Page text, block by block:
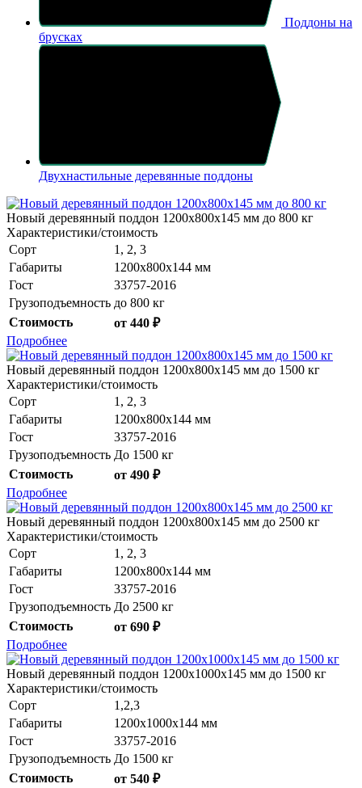
Поддоны на
брусках
Двухнастильные деревянные поддоны
Новый деревянный поддон 1200x800x145 мм до 800 кг
Характеристики/стоимость
Сорт
1, 2, 3
Габариты
1200x800x144 мм
Гост
33757-2016
Грузоподъемность до 800 кг
Стоимость
от 440 ₽
Подробнее
Новый деревянный поддон 1200x800x145 мм до 1500 кг
Характеристики/стоимость
Сорт
1, 2, 3
Габариты
1200х800х144 мм
Гост
33757-2016
Грузоподъемность До 1500 кг
Стоимость
от 490 ₽
Подробнее
Новый деревянный поддон 1200x800x145 мм до 2500 кг
Характеристики/стоимость
Сорт
1, 2, 3
Габариты
1200х800х144 мм
Гост
33757-2016
Грузоподъемность До 2500 кг
Стоимость
от 690 ₽
Подробнее
Новый деревянный поддон 1200x1000x145 мм до 1500 кг
Характеристики/стоимость
Сорт
1,2,3
Габариты
1200х1000х144 мм
Гост
33757-2016
Грузоподъемность До 1500 кг
Стоимость
от 540 ₽